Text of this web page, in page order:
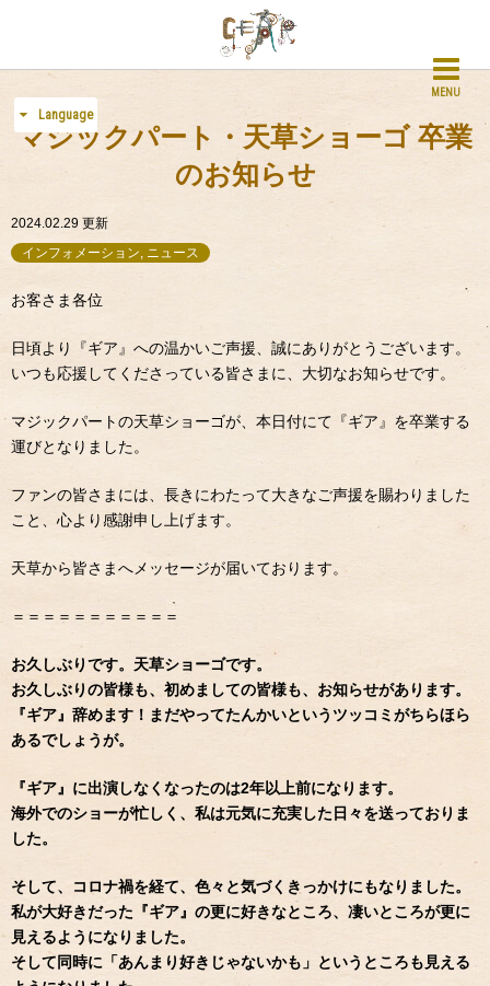
MENU
Language
マジックパート・天草ショーゴ 卒業
のお知らせ
2024.02.29 更新
インフォメーション, ニュース
お客さま各位
日頃より『ギア』への温かいご声援、誠にありがとうございます。
いつも応援してくださっている皆さまに、大切なお知らせです。
マジックパートの天草ショーゴが、本日付にて『ギア』を卒業する
運びとなりました。
ファンの皆さまには、長きにわたって大きなご声援を賜わりました
こと、心より感謝申し上げます。
天草から皆さまへメッセージが届いております。
＝＝＝＝＝＝＝＝＝＝＝
お久しぶりです。天草ショーゴです。
お久しぶりの皆様も、初めましての皆様も、お知らせがあります。
『ギア』辞めます！まだやってたんかいというツッコミがちらほら
あるでしょうが。
『ギア』に出演しなくなったのは2年以上前になります。
海外でのショーが忙しく、私は元気に充実した日々を送っておりま
した。
そして、コロナ禍を経て、色々と気づくきっかけにもなりました。
私が大好きだった『ギア』の更に好きなところ、凄いところが更に
見えるようになりました。
そして同時に「あんまり好きじゃないかも」というところも見える